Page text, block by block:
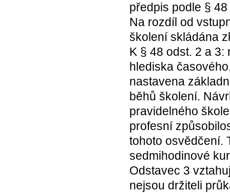
předpis podle §
Na rozdíl od
školení skládána
K § 48 odst. 2 a
hlediska
nastavena
běhů školení.
pravidelného
profesní
tohoto osvědčení.
sedmihodinové
Odstavec 3
nejsou držiteli